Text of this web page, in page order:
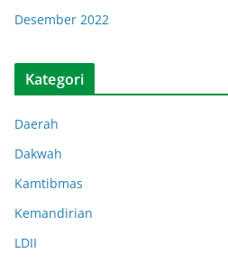
Desember 2022
Kategori
Daerah
Dakwah
Kamtibmas
Kemandirian
LDII